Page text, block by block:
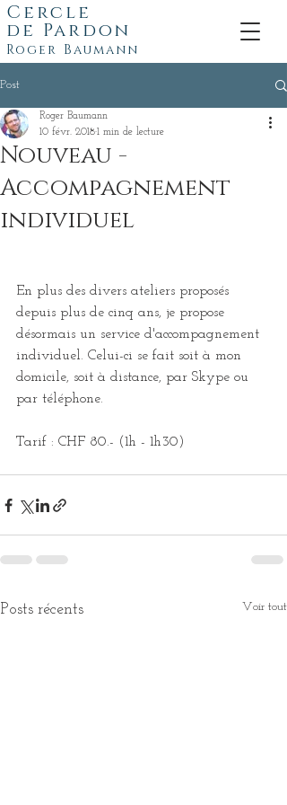
Cercle
de Pardon
Roger Baumann
Post
Nouveau -
Accompagnement
individuel
Roger Baumann
10 févr. 20181 min de lecture
​En plus des divers ateliers proposés
depuis plus de cinq ans, je propose
désormais un service d'accompagnement
individuel. Celui-ci se fait soit à mon
domicile, soit à distance, par Skype ou
par téléphone.
Tarif : CHF 80.- (1h - 1h30)
Posts récents Voir tout